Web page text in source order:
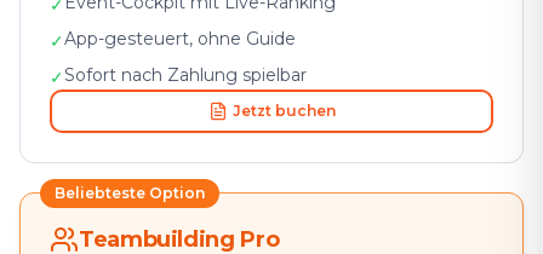
✓
✓App-gesteuert, ohne Guide
✓Sofort nach Zahlung spielbar
Jetzt buchen
Beliebteste Option
Teambuilding Pro